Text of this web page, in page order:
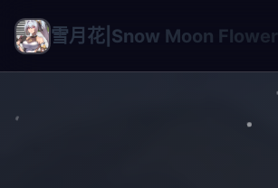
雪月花|Snow Moon Flower